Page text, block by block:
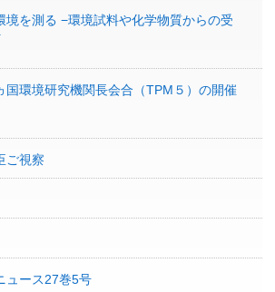
境を測る −環境試料や化学物質からの受
国環境研究機関長会合（TPM５）の開催
ご視察
ュース27巻5号